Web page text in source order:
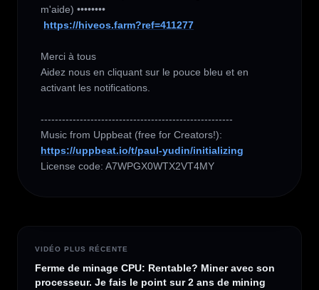
m'aide) ••••••••
https://hiveos.farm?ref=411277
Merci à tous
Aidez nous en cliquant sur le pouce bleu et en
activant les notifications.
------------------------------------------------------
https://uppbeat.io/t/paul-yudin/initializing
License code: A7WPGX0WTX2VT4MY
VIDÉO PLUS RÉCENTE
Ferme de minage CPU: Rentable? Miner avec son
processeur. Je fais le point sur 2 ans de mining